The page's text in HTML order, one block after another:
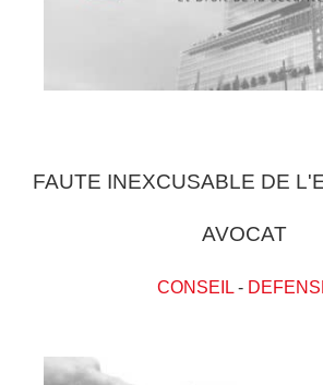
FAUTE INEXCUSABLE DE
AVOCAT
CONSEIL-